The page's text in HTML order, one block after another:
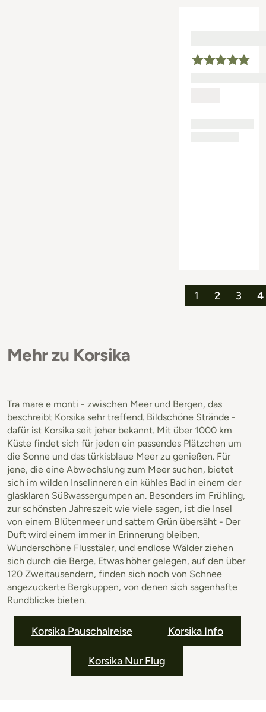
1 2 3 4
Mehr zu Korsika
Tra mare e monti - zwischen Meer und Bergen, das
beschreibt Korsika sehr treffend. Bildschöne Strände -
dafür ist Korsika seit jeher bekannt. Mit über 1000 km
Küste findet sich für jeden ein passendes Plätzchen um
die Sonne und das türkisblaue Meer zu genießen. Für
jene, die eine Abwechslung zum Meer suchen, bietet
sich im wilden Inselinneren ein kühles Bad in einem der
glasklaren Süßwassergumpen an. Besonders im Frühling,
zur schönsten Jahreszeit wie viele sagen, ist die Insel
von einem Blütenmeer und sattem Grün übersäht - Der
Duft wird einem immer in Erinnerung bleiben.
Wunderschöne Flusstäler, und endlose Wälder ziehen
sich durch die Berge. Etwas höher gelegen, auf den über
120 Zweitausendern, finden sich noch von Schnee
angezuckerte Bergkuppen, von denen sich sagenhafte
Rundblicke bieten.
Korsika Pauschalreise Korsika Info
Korsika Nur Flug